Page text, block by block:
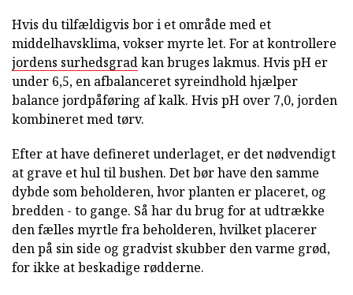
Hvis du tilfældigvis bor i et område med et
middelhavsklima, vokser myrte let. For at kontrollere
jordens surhedsgradkan bruges lakmus. Hvis pH er
under 6,5, en afbalanceret syreindhold hjælper
balance jordpåføring af kalk. Hvis pH over 7,0, jorden
kombineret med tørv.
Efter at have defineret underlaget, er det nødvendigt
at grave et hul til bushen. Det bør have den samme
dybde som beholderen, hvor planten er placeret, og
bredden - to gange. Så har du brug for at udtrække
den fælles myrtle fra beholderen, hvilket placerer
den på sin side og gradvist skubber den varme grød,
for ikke at beskadige rødderne.